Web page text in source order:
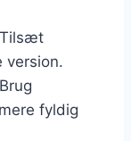
Tilsæt
version.
Brug
fyldig